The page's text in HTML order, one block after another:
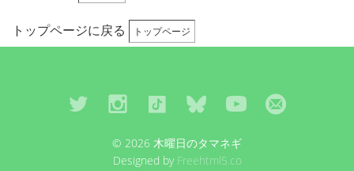
トップページに戻る トップページ
© 2026 木曜日のタマネギ
Designed by Freehtml5.co